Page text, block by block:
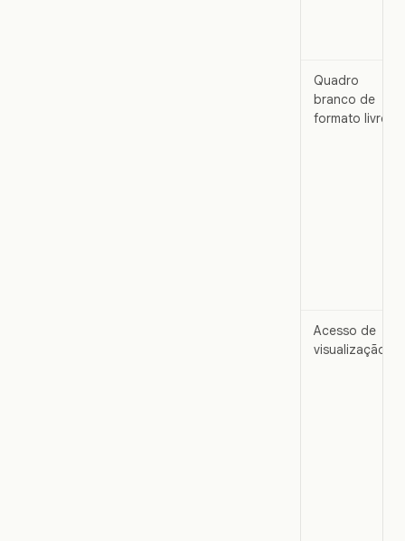
Quadro
branco de
formato livre
Acesso de
visualização